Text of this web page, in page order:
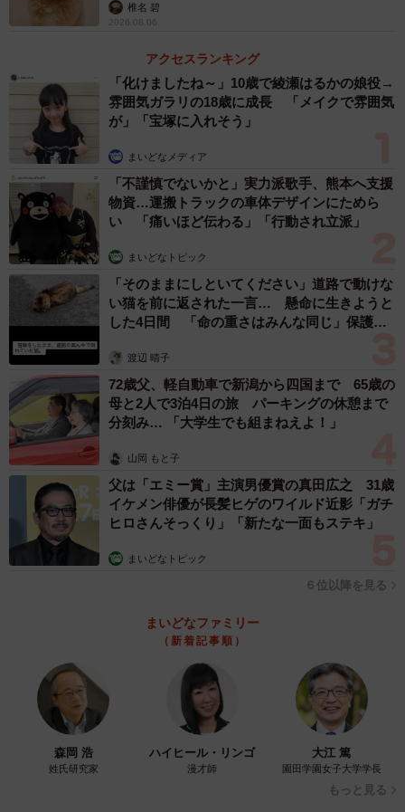
出しが撮れたので満足な鳥見になりました」と当日をふり
カメラは「丸呑み」の瞬間もとらえていた…!!
投稿に寄せられた「これ面白いですよ 初心者探鳥会で紹
介したらみんな驚くと思う（笑）」というリプライに「
ひぜひ。びたん、びたんしてからの頭から丸呑みでした＾
＾ 」という答えとともに、ポークジンジャーさんは、魚を
くちばしにくわえ木の枝にたたきつけ、頭から吞み込んで
いくカワセミさんの様子も撮影、投稿しています。
アグレッシブ…!!（画像提供：ポークジンジャーさん）
椎名 碧
2026.08.06
アクセスランキング
「化けましたね～」10歳で綾瀬はるかの娘役→
雰囲気ガラリの18歳に成長 「メイクで雰囲気
が」「宝塚に入れそう」
まいどなメディア
「不謹慎でないかと」実力派歌手、熊本へ支援
物資…運搬トラックの車体デザインにためら
い 「痛いほど伝わる」「行動され立派」
まいどなトピック
「そのままにしといてください」道路で動けな
い猫を前に返された一言… 懸命に生きようと
した4日間 「命の重さはみんな同じ」保護団
渡辺 晴子
72歳父、軽自動車で新潟から四国まで 65歳の
母と2人で3泊4日の旅 パーキングの休憩まで
分刻み… 「大学生でも組まねえよ！」
山岡 もと子
父は「エミー賞」主演男優賞の真田広之 31歳
イケメン俳優が長髪ヒゲのワイルド近影「ガチ
ヒロさんそっくり」「新たな一面もステキ」
まいどなトピック
６位以降を見る
まいどなファミリー
（新着記事順）
森岡 浩
姓氏研究家
ハイヒール・リンゴ
漫才師
大江 篤
園田学園女子大学学長
もっと見る